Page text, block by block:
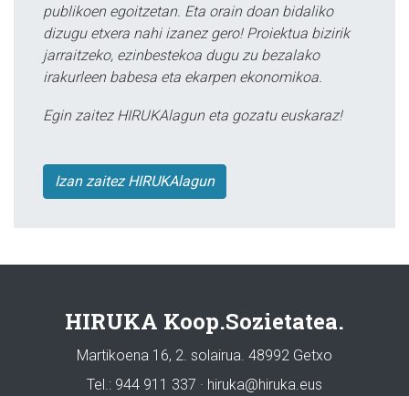
publikoen egoitzetan. Eta orain doan bidaliko
dizugu etxera nahi izanez gero! Proiektua bizirik
jarraitzeko, ezinbestekoa dugu zu bezalako
irakurleen babesa eta ekarpen ekonomikoa.
Egin zaitez HIRUKAlagun eta gozatu euskaraz!
Izan zaitez HIRUKAlagun
HIRUKA Koop.Sozietatea.
Martikoena 16, 2. solairua. 48992 Getxo
Tel.: 944 911 337 · hiruka@hiruka.eus